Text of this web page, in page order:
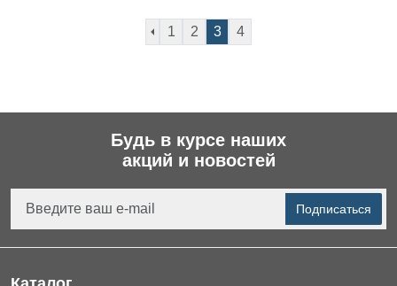
1 2 3 4
Будь в курсе наших
акций и новостей
Подписаться